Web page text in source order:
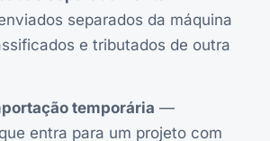
separados da máquina
e tributados de outra
temporária —
entra para um projeto com